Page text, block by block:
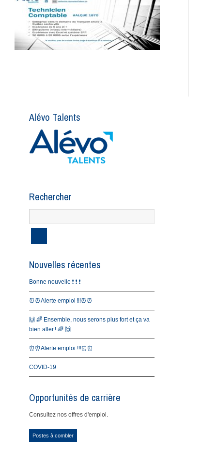
Alévo Talents
Rechercher
Nouvelles récentes
Bonne nouvelle ❗️ ❗️ ❗️
⏰⏰Alerte emploi !!!⏰⏰
🙌 🌈 Ensemble, nous serons plus fort et ça va
bien aller ! 🌈 🙌
⏰⏰Alerte emploi !!!⏰⏰
COVID-19
Opportunités de carrière
Consultez nos offres d'emploi.
Postes à combler